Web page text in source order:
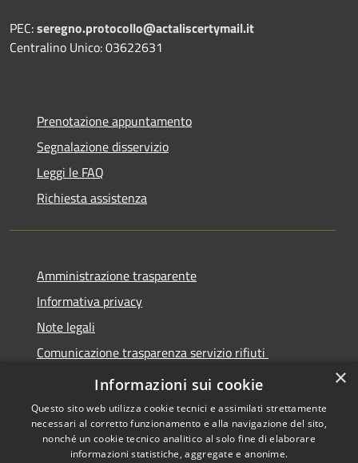
PEC:seregno.protocollo@actaliscertymail.it
Centralino Unico: 03622631
Prenotazione appuntamento
Segnalazione disservizio
Leggi le FAQ
Richiesta assistenza
Amministrazione trasparente
Informativa privacy
Note legali
Comunicazione trasparenza servizio rifiuti
Dichiarazione di accessibilità
Copyright © 2026 • Città di
×
Informazioni sui cookie
Questo sito web utilizza cookie tecnici e assimilati strettamente
necessari al corretto funzionamento e alla navigazione del sito,
nonché un cookie tecnico analitico al solo fine di elaborare
informazioni statistiche, aggregate e anonime.